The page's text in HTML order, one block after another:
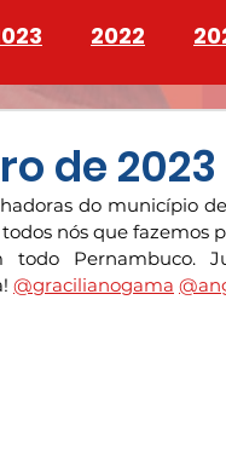
2022
de 2023
do município
nós que fazemos
Pernambuco.
@gracilianogama